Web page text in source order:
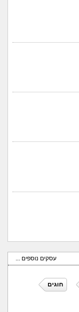
עסקים נוספים ...
חוגים